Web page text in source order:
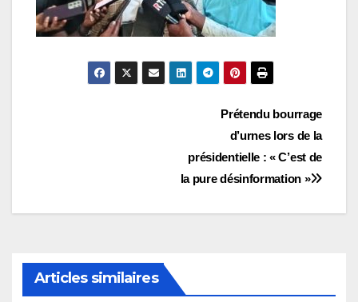
Prétendu bourrage
d’urnes lors de la
présidentielle : « C’est de
la pure désinformation »
Articles similaires